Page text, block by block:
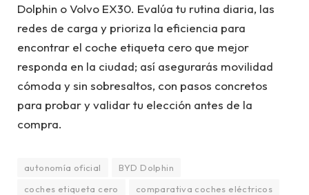
Dolphin o Volvo EX30. Evalúa tu rutina diaria, las
redes de carga y prioriza la eficiencia para
encontrar el coche etiqueta cero que mejor
responda en la ciudad; así asegurarás movilidad
cómoda y sin sobresaltos, con pasos concretos
para probar y validar tu elección antes de la
compra.
autonomía oficial
BYD Dolphin
coches etiqueta cero
comparativa coches eléctricos